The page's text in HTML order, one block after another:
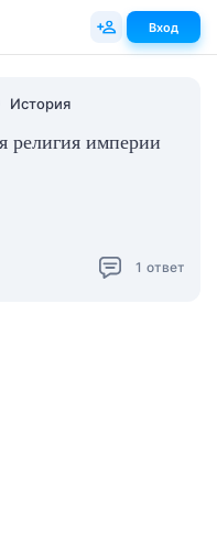
История
религия империи
1 ответ
Вход